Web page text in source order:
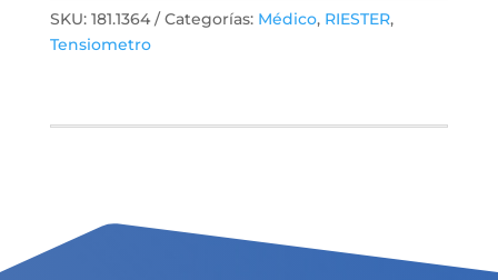
SKU: 181.1364 Categorías: Médico, RIESTER,
Tensiometro